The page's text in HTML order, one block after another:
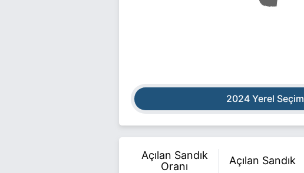
2024 Yerel Seçim
Açılan Sandık
Oranı
Açılan Sandık